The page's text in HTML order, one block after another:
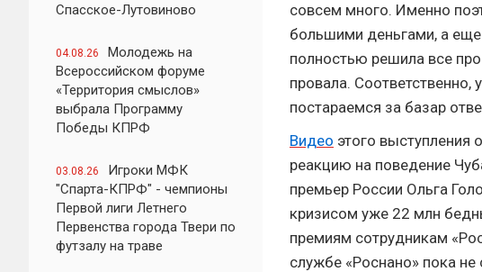
Спасское-Лутовиново
04.08.26
Молодежь на
Всероссийском форуме
«Территория смыслов»
выбрала Программу
Победы КПРФ
03.08.26
Игроки МФК
"Спарта-КПРФ" - чемпионы
Первой лиги Летнего
Первенства города Твери по
футзалу на траве
совсем много. Именно
большими деньгами, а
полностью решила все
провала. Соответственно,
постараемся за базар
Видео этого выступления
реакцию на поведение
премьер России Ольга
кризисом уже 22 млн
премиям сотрудникам
службе «Роснано» пока